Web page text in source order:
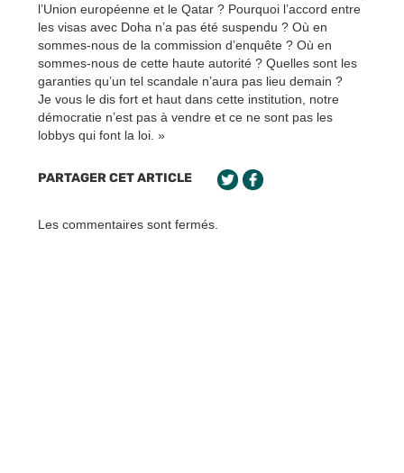
l’Union européenne et le Qatar ? Pourquoi l’accord entre
les visas avec Doha n’a pas été suspendu ? Où en
sommes-nous de la commission d’enquête ? Où en
sommes-nous de cette haute autorité ? Quelles sont les
garanties qu’un tel scandale n’aura pas lieu demain ?
Je vous le dis fort et haut dans cette institution, notre
démocratie n’est pas à vendre et ce ne sont pas les
lobbys qui font la loi. »
PARTAGER CET ARTICLE
Les commentaires sont fermés.